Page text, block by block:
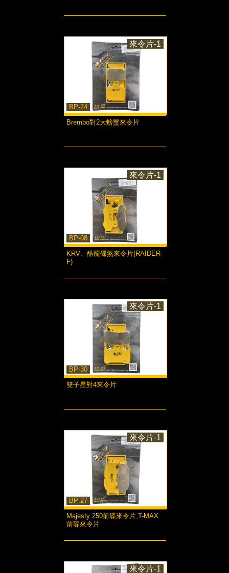
BP-24
來令片-1
Brembo對2大螃蟹來令片
BP-08
來令片-1
KRV、酷龍碟煞來令片(RAIDER-
F)
BP-30
來令片-1
雙子星對4來令片
BP-27
來令片-1
Majesty 250前碟來令片,T-MAX
前碟來令片
來令片-1